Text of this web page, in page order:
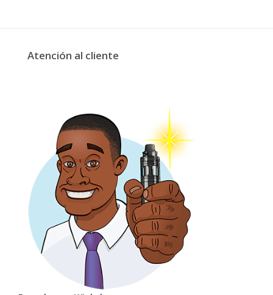
Atención al cliente